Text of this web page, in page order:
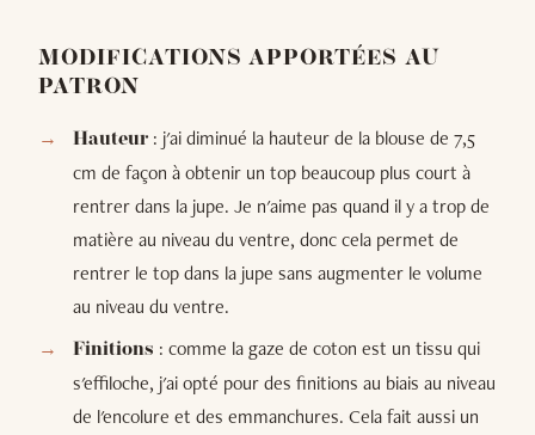
MODIFICATIONS APPORTÉES AU
PATRON
Hauteur: j'ai diminué la hauteur de la blouse de 7,5
cm de façon à obtenir un top beaucoup plus court à
rentrer dans la jupe. Je n'aime pas quand il y a trop de
matière au niveau du ventre, donc cela permet de
rentrer le top dans la jupe sans augmenter le volume
au niveau du ventre.
Finitions : comme la gaze de coton est un tissu qui
s'effiloche, j'ai opté pour des finitions au biais au niveau
de l'encolure et des emmanchures. Cela fait aussi un